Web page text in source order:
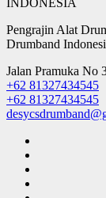
Pengrajin Alat
Drumband
Jalan Pramuka No
+62 81327434545
+62 81327434545